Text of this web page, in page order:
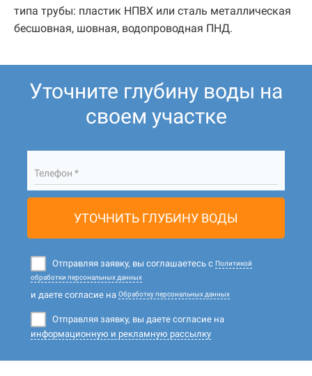
типа трубы: пластик НПВХ или сталь металлическая
бесшовная, шовная, водопроводная ПНД.
Уточните глубину воды на
своем участке
Телефон *
УТОЧНИТЬ ГЛУБИНУ ВОДЫ
Отправляя заявку, вы соглашаетесь с Политикой
обработки персональных данных
и даете согласие на Обработку персональных данных
Отправляя заявку, вы даете согласие на
информационную и рекламную рассылку